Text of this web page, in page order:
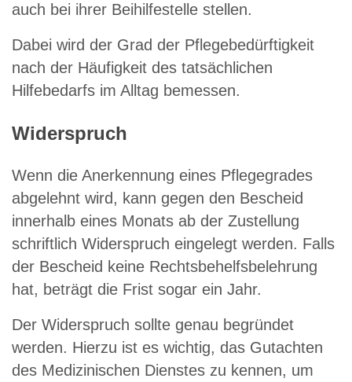
auch bei ihrer Beihilfestelle stellen.
Dabei wird der Grad der Pflegebedürftigkeit
nach der Häufigkeit des tatsächlichen
Hilfebedarfs im Alltag bemessen.
Widerspruch
Wenn die Anerkennung eines Pflegegrades
abgelehnt wird, kann gegen den Bescheid
innerhalb eines Monats ab der Zustellung
schriftlich Widerspruch eingelegt werden. Falls
der Bescheid keine Rechtsbehelfsbelehrung
hat, beträgt die Frist sogar ein Jahr.
Der Widerspruch sollte genau begründet
werden. Hierzu ist es wichtig, das Gutachten
des Medizinischen Dienstes zu kennen, um